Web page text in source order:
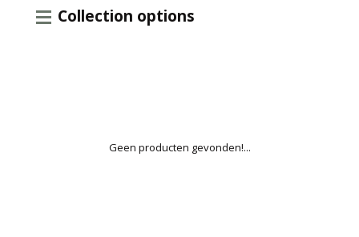
Collection options
Geen producten gevonden!...